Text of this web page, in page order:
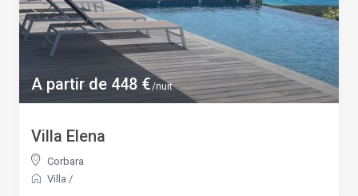
A partir de 448 €/nuit
Villa Elena
Corbara
Villa /